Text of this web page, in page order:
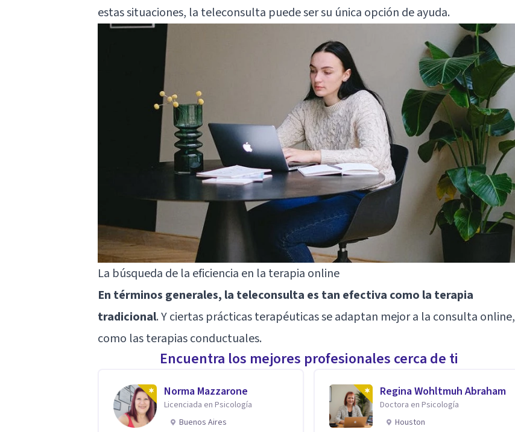
estas situaciones, la teleconsulta puede ser su única opción de ayuda.
La búsqueda de la eficiencia en la terapia online
En términos generales, la teleconsulta es tan efectiva como la terapia
tradicional. Y ciertas prácticas terapéuticas se adaptan mejor a la consulta online,
como las terapias conductuales.
Encuentra los mejores profesionales cerca de ti
Norma Mazzarone
Licenciada en Psicología
Buenos Aires
Regina Wohltmuh Abraham
Doctora en Psicología
Houston